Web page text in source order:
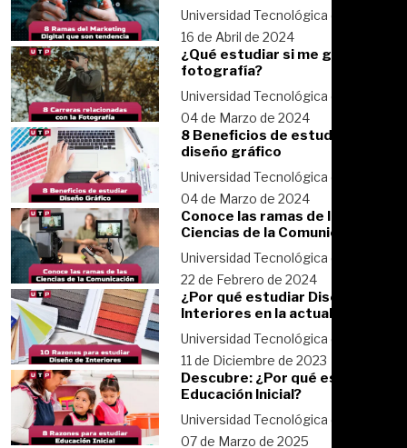
Universidad Tecnológica del Perú
16 de Abril de 2024
¿Qué estudiar si me gusta la
fotografía?
Universidad Tecnológica del Perú
04 de Marzo de 2024
8 Beneficios de estudiar
diseño gráfico
Universidad Tecnológica del Perú
04 de Marzo de 2024
Conoce las ramas de las
Ciencias de la Comunicación
Universidad Tecnológica del Perú
22 de Febrero de 2024
¿Por qué estudiar Diseño de
Interiores en la actualidad?
Universidad Tecnológica del Perú
11 de Diciembre de 2023
Descubre: ¿Por qué estudiar
Educación Inicial?
Universidad Tecnológica del Perú
07 de Marzo de 2025